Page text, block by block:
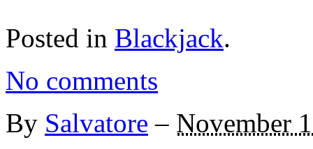
Posted in Blackjack.
No comments
By Salvatore – November